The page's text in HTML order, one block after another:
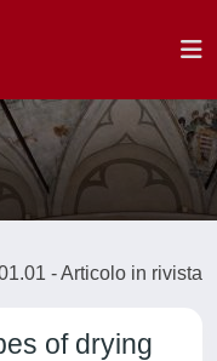
- Articolo in rivista
of drying